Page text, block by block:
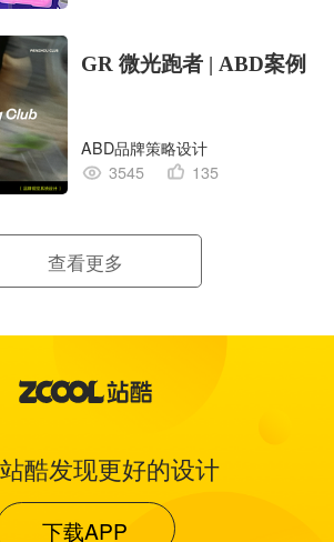
GR 微光跑者 | ABD案例
ABD品牌策略设计
3545
135
查看更多
酷发现更好的设计
下载APP